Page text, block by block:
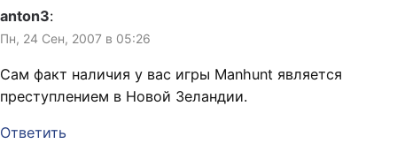
anton3:
Пн, 24 Сен, 2007 в 05:26
Сам факт наличия у вас игры Manhunt является
преступлением в Новой Зеландии.
Ответить